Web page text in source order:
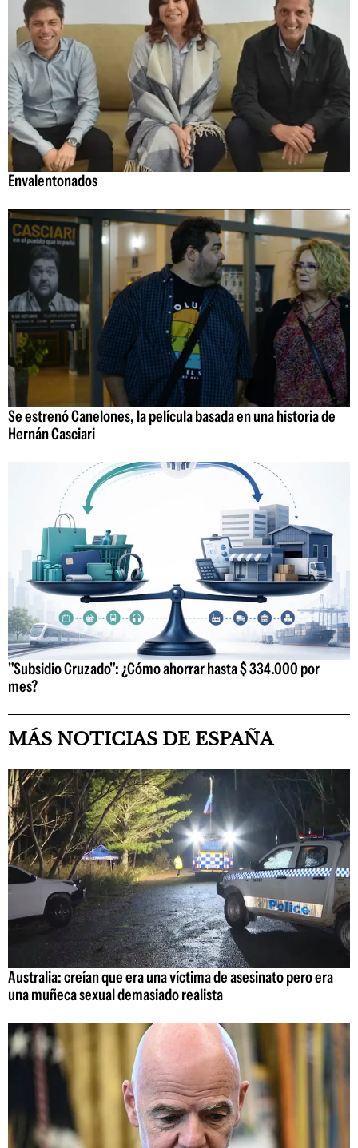
Envalentonados
Se estrenó Canelones, la película basada en una historia de
Hernán Casciari
"Subsidio Cruzado": ¿Cómo ahorrar hasta $ 334.000 por
mes?
MÁS NOTICIAS DE ESPAÑA
Australia: creían que era una víctima de asesinato pero era
una muñeca sexual demasiado realista